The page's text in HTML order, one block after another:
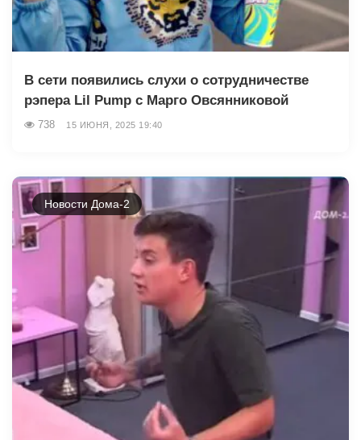
В сети появились слухи о сотрудничестве
рэпера Lil Pump с Марго Овсянниковой
738 15 ИЮНЯ, 2025 19:40
Новости Дома-2